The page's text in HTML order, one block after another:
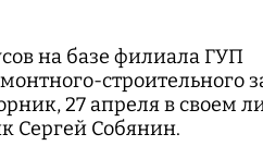
на базе филиала ГУП
строительного
27 апреля в своем
Сергей Собянин.